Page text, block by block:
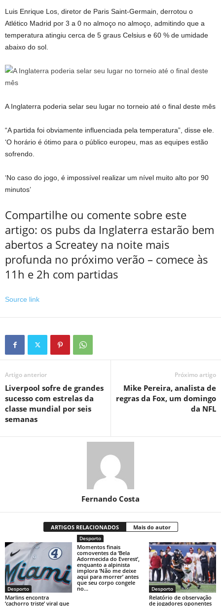
Luis Enrique Los, diretor de Paris Saint-Germain, derrotou o
Atlético Madrid por 3 a 0 no almoço no almoço, admitindo que a
temperatura atingiu cerca de 5 graus Celsius e 60 % de umidade
abaixo do sol.
A Inglaterra poderia selar seu lugar no torneio até o final deste mês
“A partida foi obviamente influenciada pela temperatura”, disse ele.
‘O horário é ótimo para o público europeu, mas as equipes estão
sofrendo.
‘No caso do jogo, é impossível realizar um nível muito alto por 90
minutos’
Compartilhe ou comente sobre este
artigo: os pubs da Inglaterra estarão bem
abertos a Screatey na noite mais
profunda no próximo verão – comece às
11h e 2h com partidas
Source link
Artigo anterior
Liverpool sofre de grandes
sucesso com estrelas da
classe mundial por seis
semanas
Próximo artigo
Mike Pereira, analista de
regras da Fox, um domingo
da NFL
Fernando Costa
ARTIGOS RELACIONADOS Mais do autor
Desporto
Marlins encontra
‘cachorro triste’ viral que
Desporto
Momentos finais
comoventes da ‘Bela
Adormecida do Everest’,
enquanto a alpinista
implora ‘Não me deixe
aqui para morrer’ antes
que seu corpo congele
no...
Desporto
Relatório de observação
de jogadores oponentes